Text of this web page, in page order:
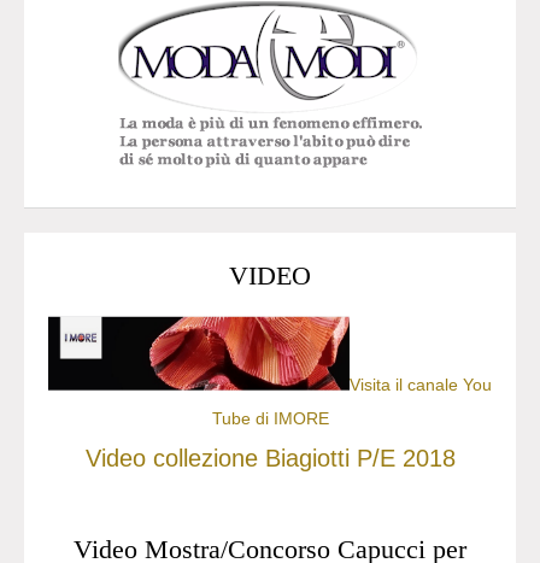
VIDEO
Visita il canale You
Tube di IMORE
Video collezione Biagiotti P/E 2018
Video Mostra/Concorso Capucci per